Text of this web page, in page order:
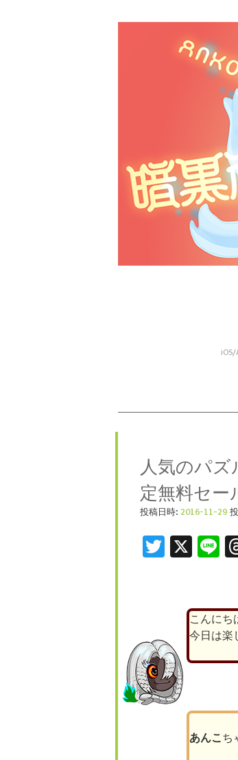
メニュー
人気のパ
定無料セー
投稿日時: 2016-11-29
Twitter
X
こんにち
今日は楽
あんこ ち